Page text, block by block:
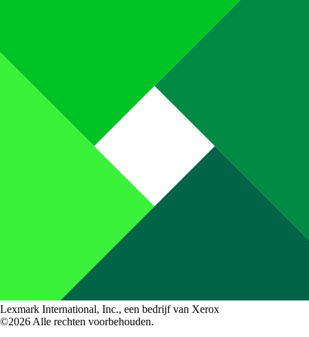
Lexmark International, Inc., een bedrijf van Xerox
©2026 Alle rechten voorbehouden.